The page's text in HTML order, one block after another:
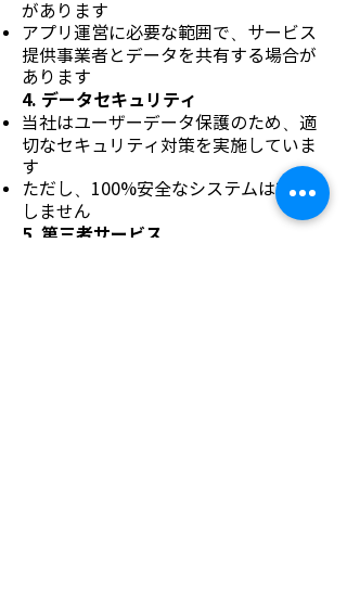
があります
アプリ運営に必要な範囲で、サービス
提供事業者とデータを共有する場合が
あります
4. データセキュリティ
当社はユーザーデータ保護のため、適
切なセキュリティ対策を実施していま
す
ただし、100%安全なシステムは存在
しません
5. 第三者サービス